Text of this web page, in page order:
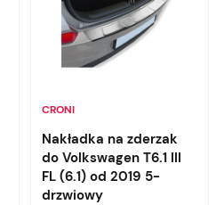
CRONI
Nakładka na zderzak
do Volkswagen T6.1 III
FL (6.1) od 2019 5-
drzwiowy